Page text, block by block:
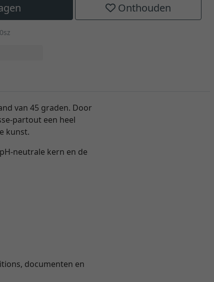
Onthouden
van 45 graden. Door
partout een heel
kunst.
neutrale kern en de
documenten en